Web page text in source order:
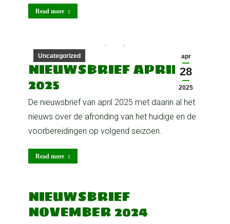
Read more
apr
28
2025
Uncategorized
NIEUWSBRIEF APRIL
2025
De nieuwsbrief van april 2025 met daarin al het
nieuws over de afronding van het huidige en de
voorbereidingen op volgend seizoen.
Read more
NIEUWSBRIEF
NOVEMBER 2024